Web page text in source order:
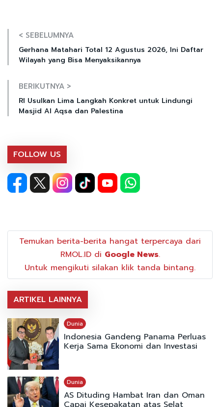
< SEBELUMNYA
Gerhana Matahari Total 12 Agustus 2026, Ini Daftar
Wilayah yang Bisa Menyaksikannya
BERIKUTNYA >
RI Usulkan Lima Langkah Konkret untuk Lindungi
Masjid Al Aqsa dan Palestina
FOLLOW US
Temukan berita-berita hangat terpercaya dari
RMOL.ID di Google News.
Untuk mengikuti silakan klik tanda bintang.
ARTIKEL LAINNYA
Dunia
Indonesia Gandeng Panama Perluas
Kerja Sama Ekonomi dan Investasi
Dunia
AS Dituding Hambat Iran dan Oman
Capai Kesepakatan atas Selat